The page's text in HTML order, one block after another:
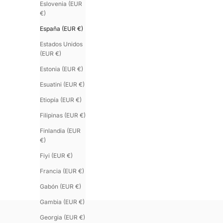
Eslovenia (EUR
€)
España (EUR €)
Estados Unidos
(EUR €)
Estonia (EUR €)
Esuatini (EUR €)
Etiopía (EUR €)
Filipinas (EUR €)
Finlandia (EUR
€)
Fiyi (EUR €)
Francia (EUR €)
Gabón (EUR €)
Gambia (EUR €)
Georgia (EUR €)
Precio de oferta